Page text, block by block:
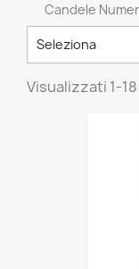
Candele
Seleziona
Visualizzati 1-